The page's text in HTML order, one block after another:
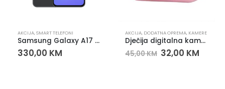
AKCIJA,SMART TELEFONI
Samsung Galaxy A17 4GB 128GB Black pametni telefon
330,00 KM
AKCIJA, DODATNA OPREMA, KAMERE
Dječija digitalna kamera – 1000mAh baterija, 2 leće, 32GB podrška
45,00KM 32,00 KM